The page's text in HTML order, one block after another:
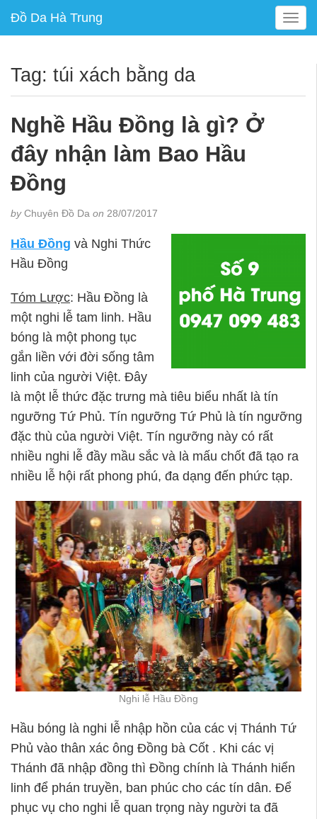
Đồ Da Hà Trung
T
o
e
o
Tag: túi xách bằng da
Nghề Hầu Đồng là gì? Ở
đây nhận làm Bao Hầu
Đồng
byChuyên Đồ Da on 28/07/2017
Hầu Đồng và Nghi Thức
Hầu Đồng
Tóm Lược: Hầu Đồng là
một nghi lễ tam linh. Hầu
bóng là một phong tục
gắn liền với đời sống tâm
linh của người Việt. Đây
là một lễ thức đặc trưng mà tiêu biểu nhất là tín
ngưỡng Tứ Phủ. Tín ngưỡng Tứ Phủ là tín ngưỡng
đặc thù của người Việt. Tín ngưỡng này có rất
nhiều nghi lễ đầy mầu sắc và là mấu chốt đã tạo ra
nhiều lễ hội rất phong phú, đa dạng đến phức tạp.
Nghi lễ Hầu Đồng
Hầu bóng là nghi lễ nhập hồn của các vị Thánh Tứ
Phủ vào thân xác ông Đồng bà Cốt . Khi các vị
Thánh đã nhập đồng thì Đồng chính là Thánh hiển
linh để phán truyền, ban phúc cho các tín dân. Để
phục vụ cho nghi lễ quan trọng này người ta đã